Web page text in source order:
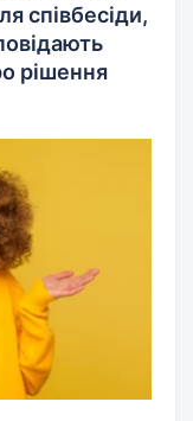
співбесіди,
рішення